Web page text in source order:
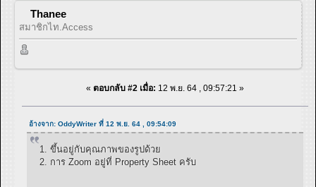
Thanee
สมาชิกไท.Access
« ตอบกลับ #2 เมื่อ: 12 พ.ย. 64 , 09:57:21 »
อ้างจาก: OddyWriter ที่ 12 พ.ย. 64 , 09:54:09
1. ขึ้นอยู่กับคุณภาพของรูปด้วย
2. การ Zoom อยู่ที่ Property Sheet ครับ